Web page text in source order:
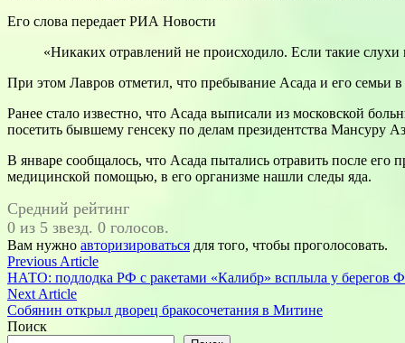
Его слова передает РИА Новости
«Никаких отравлений не происходило. Если такие
При этом Лавров отметил, что пребывание Асада и его семьи
Ранее стало известно, что Асада выписали из московской
посетить бывшему генсеку по делам президентства Мансуру
В январе сообщалось, что Асада пытались отравить после
медицинской помощью, в его организме нашли следы яда.
Средний рейтинг
0 из 5 звезд. 0 голосов.
Вам нужно авторизироваться для того, чтобы проголосовать.
Навигация
по
записям
Previous ArticlePrevious
article:
НАТО: подлодка РФ с ракетами «Калибр» всплыла у берегов
Next ArticleNext
article:
Собянин открыл дворец бракосочетания в Митине
Поиск